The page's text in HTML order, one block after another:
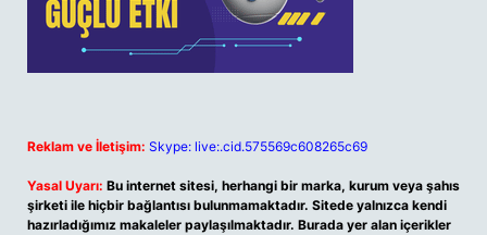
Reklam ve İletişim: Skype: live:.cid.575569c608265c69
Yasal Uyarı: Bu internet sitesi, herhangi bir marka, kurum veya şahıs
şirketi ile hiçbir bağlantısı bulunmamaktadır. Sitede yalnızca kendi
hazırladığımız makaleler paylaşılmaktadır. Burada yer alan içerikler